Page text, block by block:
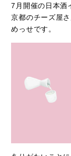
7月開催の日本酒
京都のチーズ屋
めっせです。